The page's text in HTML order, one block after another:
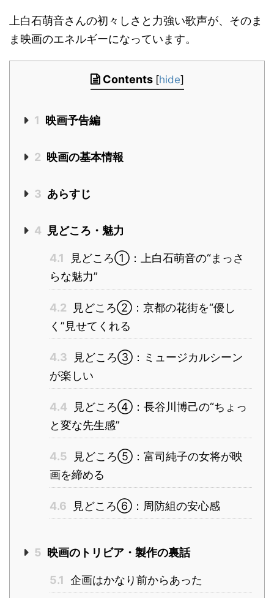
上白石萌音さんの初々しさと力強い歌声が、そのま
ま映画のエネルギーになっています。
Contents [hide]
1 映画予告編
2 映画の基本情報
3 あらすじ
4 見どころ・魅力
4.1
見どころ①：上白石萌音の“まっさ
らな魅力”
4.2
見どころ②：京都の花街を“優し
く”見せてくれる
4.3
見どころ③：ミュージカルシーン
が楽しい
4.4
見どころ④：長谷川博己の“ちょっ
と変な先生感”
4.5
見どころ⑤：富司純子の女将が映
画を締める
4.6 見どころ⑥：周防組の安心感
5 映画のトリビア・製作の裏話
5.1 企画はかなり前からあった